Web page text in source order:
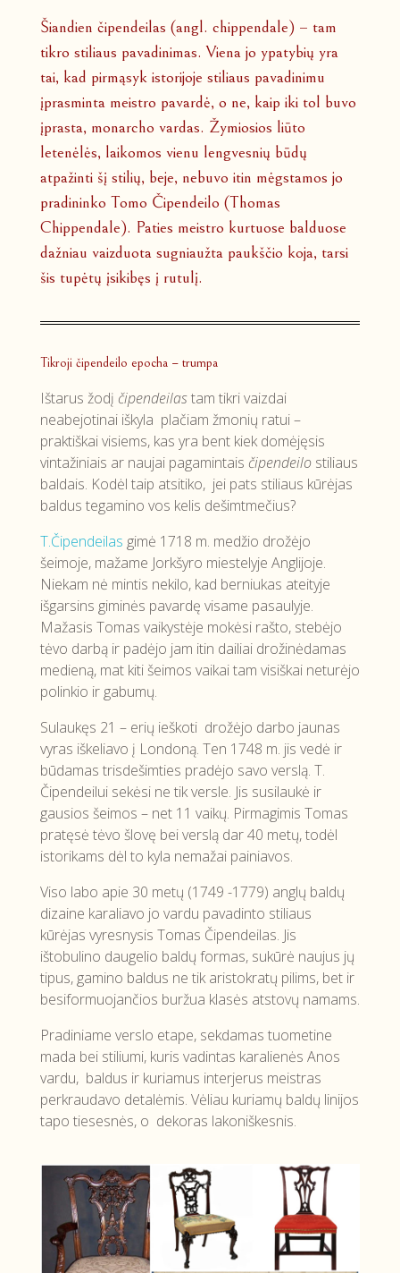
Šiandien čipendeilas (angl. chippendale) – tam
tikro stiliaus pavadinimas. Viena jo ypatybių yra
tai, kad pirmąsyk istorijoje stiliaus pavadinimu
įprasminta meistro pavardė, o ne, kaip iki tol buvo
įprasta, monarcho vardas. Žymiosios liūto
letenėlės, laikomos vienu lengvesnių būdų
atpažinti šį stilių, beje, nebuvo itin mėgstamos jo
pradininko Tomo Čipendeilo (Thomas
Chippendale). Paties meistro kurtuose balduose
dažniau vaizduota sugniaužta paukščio koja, tarsi
šis tupėtų įsikibęs į rutulį.
Tikroji čipendeilo epocha – trumpa
Ištarus žodį čipendeilastam tikri vaizdai
neabejotinai iškyla plačiam žmonių ratui –
praktiškai visiems, kas yra bent kiek domėjęsis
vintažiniais ar naujai pagamintais čipendeilo stiliaus
baldais. Kodėl taip atsitiko, jei pats stiliaus kūrėjas
baldus tegamino vos kelis dešimtmečius?
T.Čipendeilas gimė 1718 m. medžio drožėjo
šeimoje, mažame Jorkšyro miestelyje Anglijoje.
Niekam nė mintis nekilo, kad berniukas ateityje
išgarsins giminės pavardę visame pasaulyje.
Mažasis Tomas vaikystėje mokėsi rašto, stebėjo
tėvo darbą ir padėjo jam itin dailiai drožinėdamas
medieną, mat kiti šeimos vaikai tam visiškai neturėjo
polinkio ir gabumų.
Sulaukęs 21 – erių ieškoti drožėjo darbo jaunas
vyras iškeliavo į Londoną. Ten 1748 m. jis vedė ir
būdamas trisdešimties pradėjo savo verslą. T.
Čipendeilui sekėsi ne tik versle. Jis susilaukė ir
gausios šeimos – net 11 vaikų. Pirmagimis Tomas
pratęsė tėvo šlovę bei verslą dar 40 metų, todėl
istorikams dėl to kyla nemažai painiavos.
Viso labo apie 30 metų (1749 -1779) anglų baldų
dizaine karaliavo jo vardu pavadinto stiliaus
kūrėjas vyresnysis Tomas Čipendeilas. Jis
ištobulino daugelio baldų formas, sukūrė naujus jų
tipus, gamino baldus ne tik aristokratų pilims, bet ir
besiformuojančios buržua klasės atstovų namams.
Pradiniame verslo etape, sekdamas tuometine
mada bei stiliumi, kuris vadintas karalienės Anos
vardu, baldus ir kuriamus interjerus meistras
perkraudavo detalėmis. Vėliau kuriamų baldų linijos
tapo tiesesnės, o dekoras lakoniškesnis.